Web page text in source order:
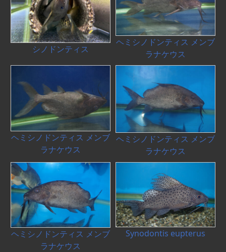
シノドンティス
ヘミシノドンティス メンブ
ラナケウス
ヘミシノドンティス メンブ
ラナケウス
ヘミシノドンティス メンブ
ラナケウス
ヘミシノドンティス メンブ
ラナケウス
Synodontis eupterus